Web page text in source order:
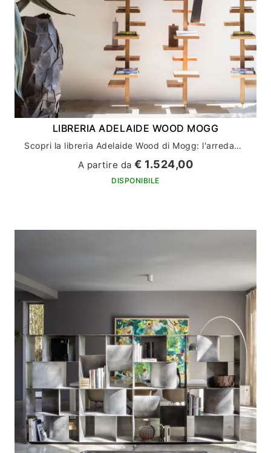
LIBRERIA ADELAIDE WOOD MOGG
Scopri la libreria Adelaide Wood di Mogg: l'arredamento casa perfetto per gli amanti del design
A partire da€ 1.524,00
DISPONIBILE